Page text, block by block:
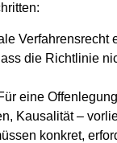
Verfahrensrecht
die Richtlinie
eine
Kausalität –
konkret,